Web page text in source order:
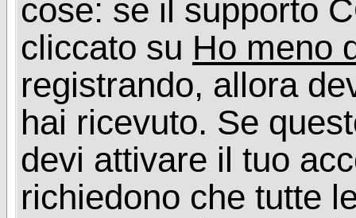
cose: se il supporto
cliccato su Ho meno
registrando, allora
hai ricevuto. Se
devi attivare il tuo
richiedono che tutte